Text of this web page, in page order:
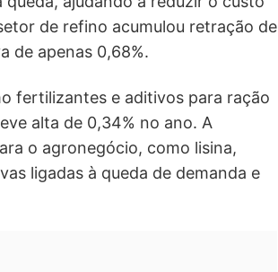
de refino acumulou retração de
de apenas 0,68%.
fertilizantes e aditivos para ração
alta de 0,34% no ano. A
o agronegócio, como lisina,
ligadas à queda de demanda e